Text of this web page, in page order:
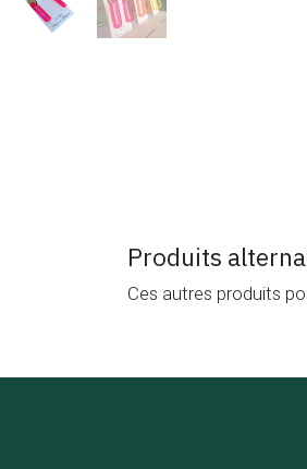
Produits
Ces autres produits